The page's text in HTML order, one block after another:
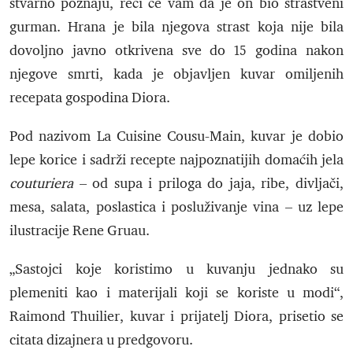
gurman. Hrana je bila njegova strast koja nije bila
dovoljno javno otkrivena sve do 15 godina nakon
njegove smrti, kada je objavljen kuvar omiljenih
recepata gospodina Diora.
Pod nazivom La Cuisine Cousu-Main, kuvar je dobio
lepe korice i sadrži recepte najpoznatijih domaćih jela
couturiera– od supa i priloga do jaja, ribe, divljači,
mesa, salata, poslastica i posluživanje vina – uz lepe
ilustracije Rene Gruau.
„Sastojci koje koristimo u kuvanju jednako su
plemeniti kao i materijali koji se koriste u modi“,
Raimond Thuilier, kuvar i prijatelj Diora, prisetio se
citata dizajnera u predgovoru.